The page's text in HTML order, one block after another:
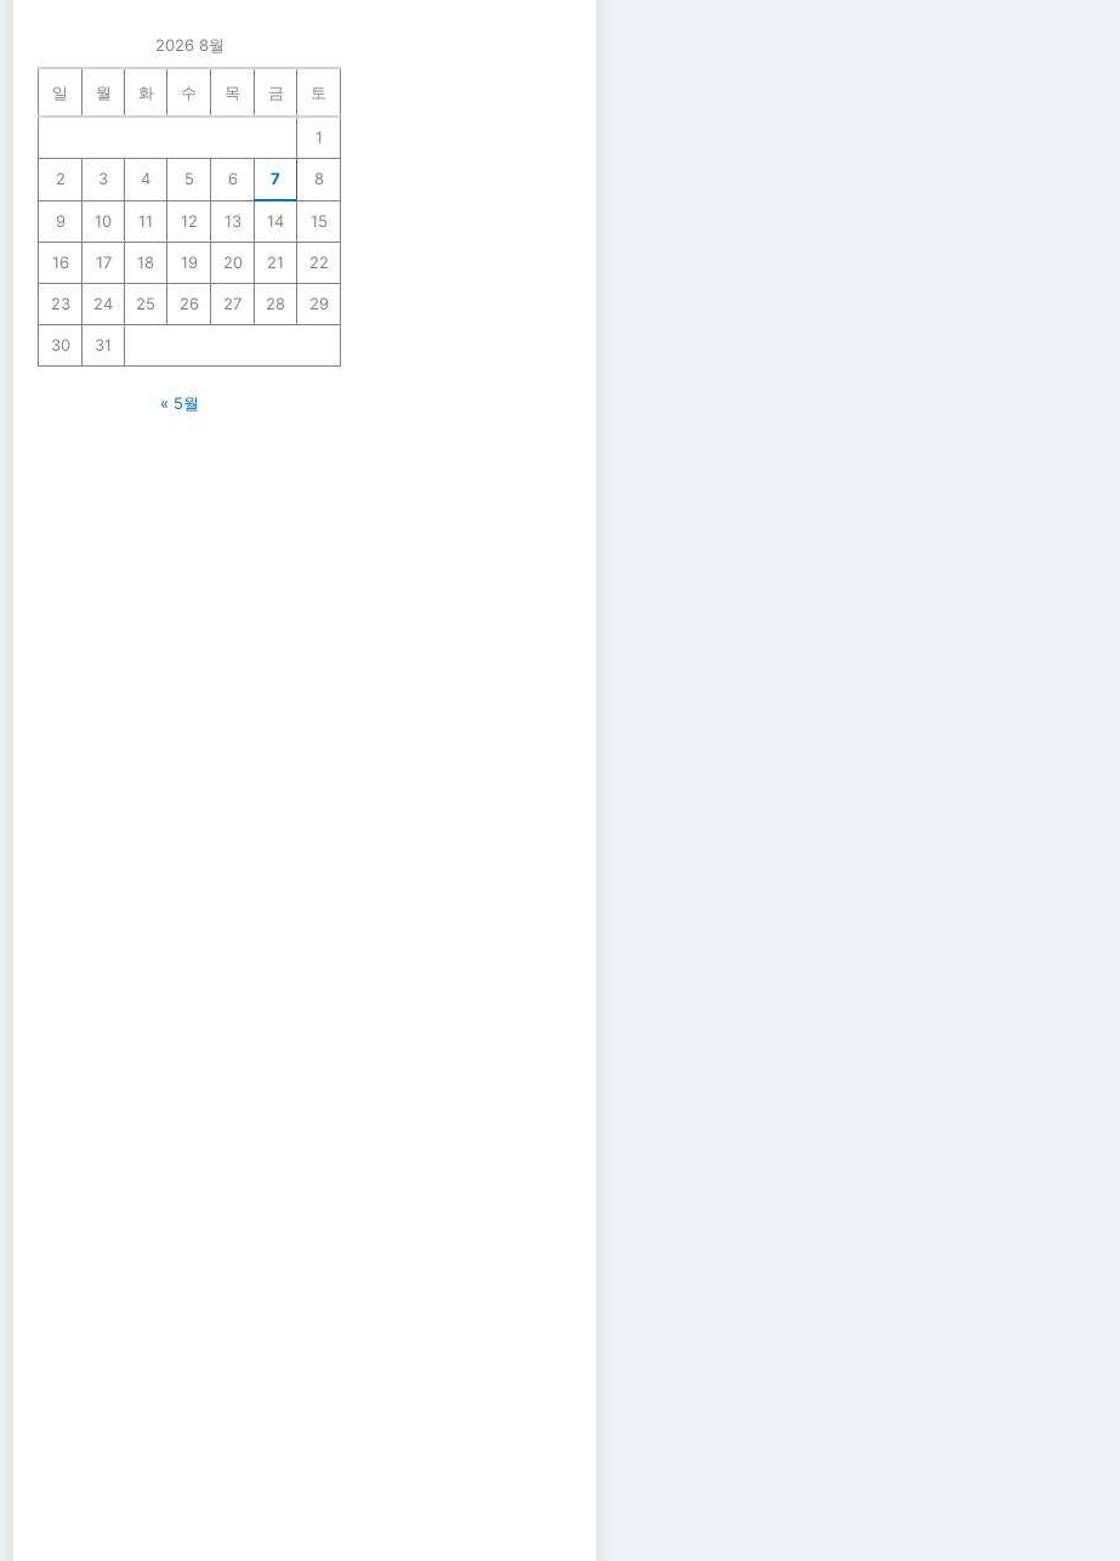
2026 8월
일 월 화 수 목 금 토
1
2 3 4 5 6 7 8
9 10 11 12 13 14 15
16 17 18 19 20 21 22
23 24 25 26 27 28 29
30 31
« 5월